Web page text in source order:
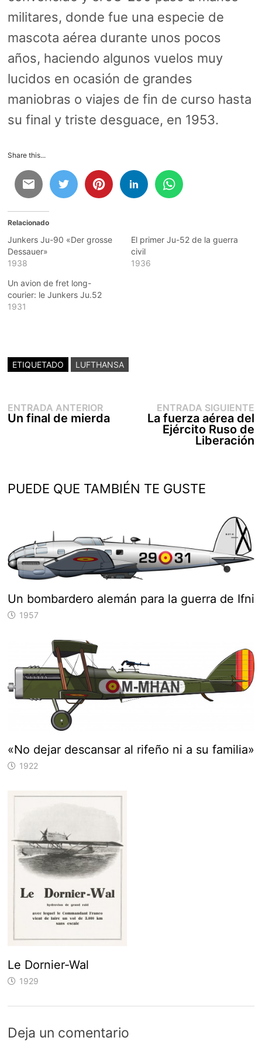
militares, donde fue una especie de
mascota aérea durante unos pocos
años, haciendo algunos vuelos muy
lucidos en ocasión de grandes
maniobras o viajes de fin de curso hasta
su final y triste desguace, en 1953.
Share this...
Relacionado
Junkers Ju-90 «Der grosse
Dessauer»
1938
El primer Ju-52 de la guerra
civil
1936
Un avion de fret long-
courier: le Junkers Ju.52
1931
ETIQUETADO LUFTHANSA
Navegación
de
ENTRADA ANTERIOREntrada
anterior:
Un final de mierda
ENTRADA SIGUIENTE
La fuerza aérea del
Ejército Ruso de
Liberación
PUEDE QUE TAMBIÉN TE GUSTE
Un bombardero alemán para la guerra de Ifni
1957
«No dejar descansar al rifeño ni a su familia»
1922
Le Dornier-Wal
1929
Deja un comentario